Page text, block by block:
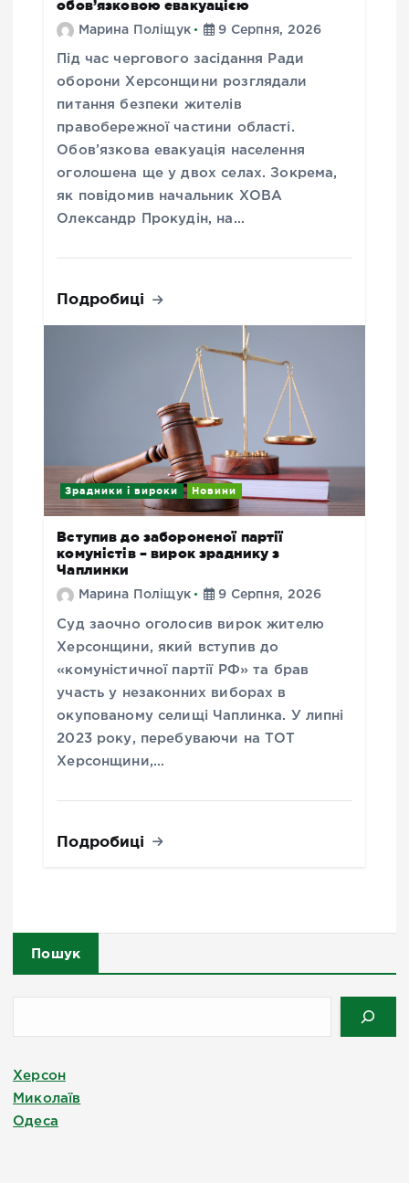
обов’язковою евакуацією
Марина Поліщук 9 Серпня, 2026
Під час чергового засідання Ради
оборони Херсонщини розглядали
питання безпеки жителів
правобережної частини області.
Обов’язкова евакуація населення
оголошена ще у двох селах. Зокрема,
як повідомив начальник ХОВА
Олександр Прокудін, на…
Подробиці
Зрадники і вироки Новини
Вступив до забороненої партії
комуністів – вирок зраднику з
Чаплинки
Марина Поліщук 9 Серпня, 2026
Суд заочно оголосив вирок жителю
Херсонщини, який вступив до
«комуністичної партії РФ» та брав
участь у незаконних виборах в
окупованому селищі Чаплинка. У липні
2023 року, перебуваючи на ТОТ
Херсонщини,…
Подробиці
Пошук
Херсон
Миколаїв
Одеса